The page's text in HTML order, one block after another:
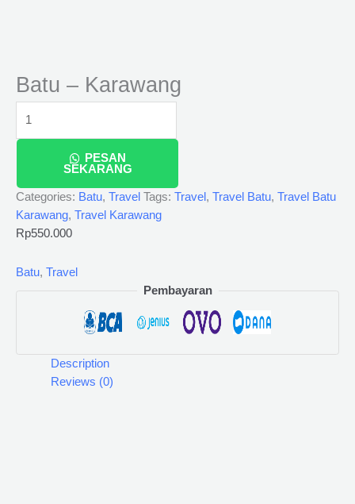
Batu – Karawang
PESAN
SEKARANG
Categories: Batu, Travel Tags: Travel , Travel Batu, Travel Batu
Karawang, Travel Karawang
Rp550.000
Batu, Travel
Pembayaran
Description
Reviews (0)